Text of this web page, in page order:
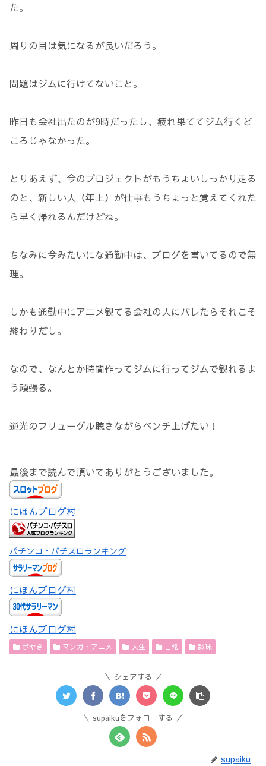
た。
周りの目は気になるが良いだろう。
問題はジムに行けてないこと。
昨日も会社出たのが9時だったし、疲れ果ててジム行くど
ころじゃなかった。
とりあえず、今のプロジェクトがもうちょいしっかり走る
のと、新しい人（年上）が仕事もうちょっと覚えてくれた
ら早く帰れるんだけどね。
ちなみに今みたいにな通勤中は、ブログを書いてるので無
理。
しかも通勤中にアニメ観てる会社の人にバレたらそれこそ
終わりだし。
なので、なんとか時間作ってジムに行ってジムで観れるよ
う頑張る。
逆光のフリューゲル聴きながらベンチ上げたい！
最後まで読んで頂いてありがとうございました。
にほんブログ村
パチンコ・パチスロランキング
にほんブログ村
にほんブログ村
ボヤき マンガ・アニメ 人生 日常 趣味
シェアする
supaikuをフォローする
supaiku